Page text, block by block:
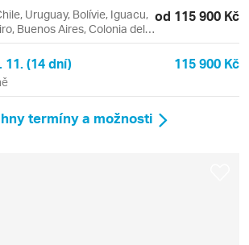
Uruguay, Bolívie, Iguacu,
Buenos Aires, Colonia del
Foz do Iguaçu,
Santiago de Chile,
del Mar
od 115 900 Kč
11. (14 dní) 115 900 Kč
termíny a možnosti